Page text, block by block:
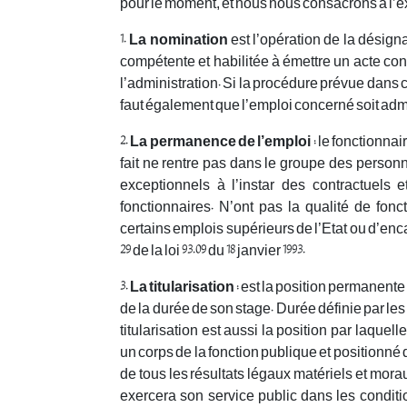
pour le moment, et nous nous consacrons à
1. La nomination est l’opération de la
compétente et habilitée à émettre un acte
l’administration. Si la procédure prévue dans
faut également que l’emploi concerné soit
2. La permanence de l’emploi : le
fait ne rentre pas dans le groupe des
exceptionnels à l’instar des contractuels
fonctionnaires. N’ont pas la qualité de
certains emplois supérieurs de l’Etat ou
29 de la loi 93.09 du 18 janvier 1993.
3. La titularisation : est la position
de la durée de son stage. Durée définie par les
titularisation est aussi la position par
un corps de la fonction publique et
de tous les résultats légaux matériels et
exercera son service public dans les